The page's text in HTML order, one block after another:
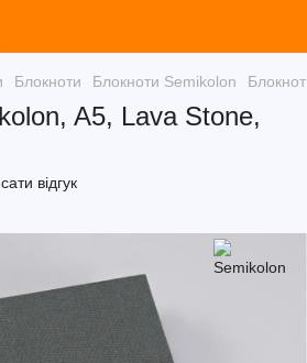
Блокноти Блокноти Semikolon
A5, Lava Stone,
відгук